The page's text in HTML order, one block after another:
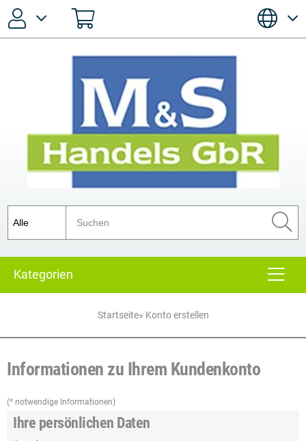
Registrieren
Passwort vergessen?
Kategorien
Startseite» Konto erstellen
Informationen zu Ihrem Kundenkonto
(* notwendige Informationen)
Ihre persönlichen Daten